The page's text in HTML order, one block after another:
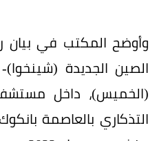
وأوضح المكتب في بيان
الصين الجديدة
(الخميس)، داخل
التذكاري بالعاصمة